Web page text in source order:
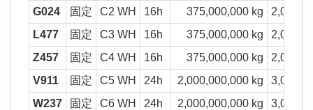
G024
固定 C2 WH 16h 375,000,000 kg
L477
固定 C3 WH 16h 375,000,000 kg
Z457
固定 C4 WH 16h 375,000,000 kg
V911
固定 C5 WH 24h 2,000,000,000 kg
W237
固定 C6 WH 24h 2,000,000,000 kg